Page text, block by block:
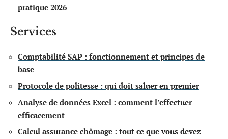
pratique 2026
Services
Comptabilité SAP : fonctionnement et principes de
base
Protocole de politesse : qui doit saluer en premier
Analyse de données Excel : comment l’effectuer
efficacement
Calcul assurance chômage : tout ce que vous devez